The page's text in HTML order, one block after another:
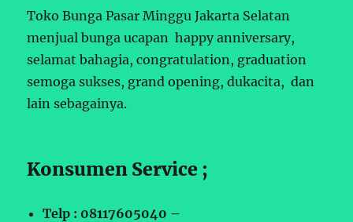
Toko Bunga Pasar Minggu Jakarta Selatan
menjual bunga ucapan happy anniversary,
selamat bahagia, congratulation, graduation
semoga sukses, grand opening, dukacita, dan
lain sebagainya.
Konsumen Service ;
Telp : 08117605040 –